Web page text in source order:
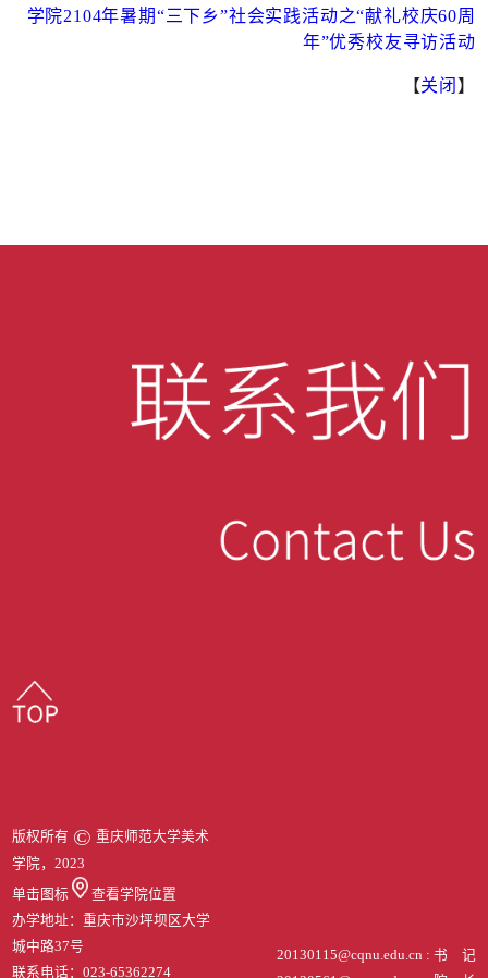
学院2104年暑期“三下乡”社会实践活动之“献礼校庆60周
年”优秀校友寻访活动
【关闭 】
版权所有 © 重庆师范大学美术
学院，2023
单击图标
查看学院位置
办学地址：重庆市沙坪坝区大学
城中路37号
联系电话：023-65362274
20130115@cqnu.edu.cn : 书 记